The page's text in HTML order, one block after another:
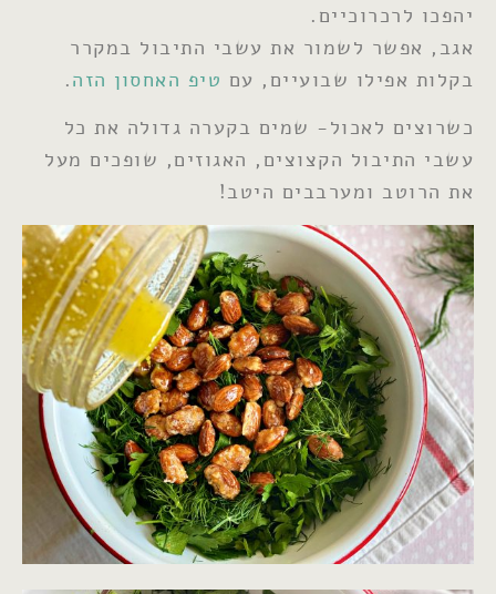
יהפכו לרכרוכיים.
אגב, אפשר לשמור את עשבי התיבול במקרר
בקלות אפילו שבועיים, עם טיפ האחסון הזה.
כשרוצים לאכול- שמים בקערה גדולה את כל
עשבי התיבול הקצוצים, האגוזים, שופכים מעל
את הרוטב ומערבבים היטב!